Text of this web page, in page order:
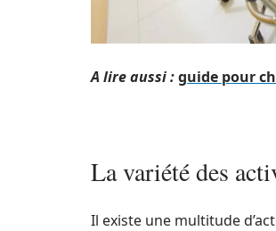
A lire aussi :guide pour
La variété des
Il existe une multitude